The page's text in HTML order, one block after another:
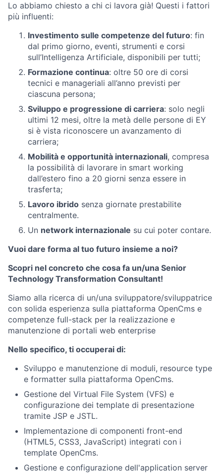
Lo abbiamo chiesto a chi ci lavora già! Questi i fattori
più influenti:
Investimento sulle competenze del futuro: fin
dal primo giorno, eventi, strumenti e corsi
sull’Intelligenza Artificiale, disponibili per tutti;
Formazione continua: oltre 50 ore di corsi
tecnici e manageriali all’anno previsti per
ciascuna persona;
Sviluppo e progressione di carriera: solo negli
ultimi 12 mesi, oltre la metà delle persone di EY
si è vista riconoscere un avanzamento di
carriera;
Mobilità e opportunità internazionali, compresa
la possibilità di lavorare in smart working
dall’estero fino a 20 giorni senza essere in
trasferta;
Lavoro ibrido senza giornate prestabilite
centralmente.
Un network internazionale su cui poter contare.
Vuoi dare forma al tuo futuro insieme a noi?
Scopri nel concreto che cosa fa un/una Senior
Technology Transformation Consultant!
Siamo alla ricerca di un/una sviluppatore/sviluppatrice
con solida esperienza sulla piattaforma OpenCms e
competenze full-stack per la realizzazione e
manutenzione di portali web enterprise
Nello specifico, ti occuperai di:
Sviluppo e manutenzione di moduli, resource type
e formatter sulla piattaforma OpenCms.
Gestione del Virtual File System (VFS) e
configurazione dei template di presentazione
tramite JSP e JSTL.
Implementazione di componenti front-end
(HTML5, CSS3, JavaScript) integrati con i
template OpenCms.
Gestione e configurazione dell'application server